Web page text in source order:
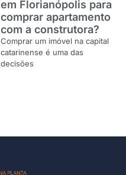
em Florianópolis para
comprar apartamento
com a construtora?
Comprar um imóvel na capital
catarinense é uma das
decisões